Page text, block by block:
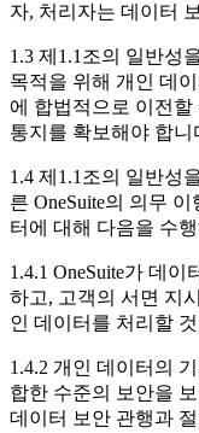
자, 처리자는 데이터
1.3 제1.1조의 일반성
목적을 위해 개인 데
에 합법적으로 이전
통지를 확보해야 합니
1.4 제1.1조의 일반성
른 OneSuite의 의무
터에 대해 다음을 수
1.4.1 OneSuite가 데
하고, 고객의 서면 지
인 데이터를 처리할
1.4.2 개인 데이터의
합한 수준의 보안을
데이터 보안 관행과